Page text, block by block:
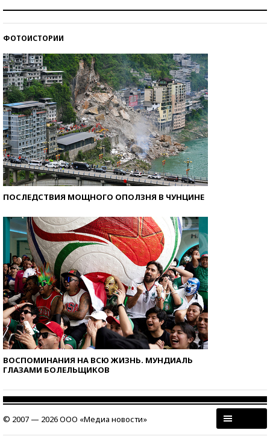
ФОТОИСТОРИИ
ПОСЛЕДСТВИЯ МОЩНОГО ОПОЛЗНЯ В ЧУНЦИНЕ
ВОСПОМИНАНИЯ НА ВСЮ ЖИЗНЬ. МУНДИАЛЬ
ГЛАЗАМИ БОЛЕЛЬЩИКОВ
© 2007 — 2026 ООО «Медиа новости»